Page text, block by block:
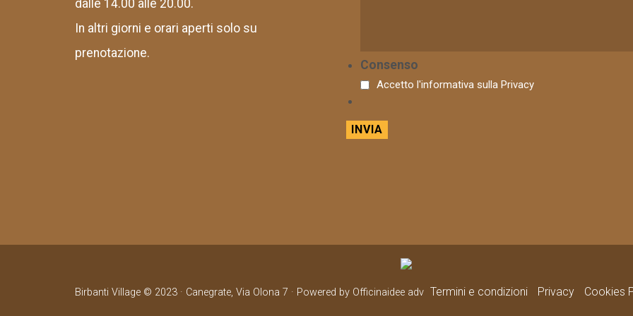
dalle 14.00 alle 20.00.
In altri giorni e orari aperti solo su
prenotazione.
Consenso
Accetto l'informativa sulla Privacy
Birbanti Village © 2023 · Canegrate, Via Olona 7 · Powered by Officinaidee adv Termini e condizioni Privacy Cookies